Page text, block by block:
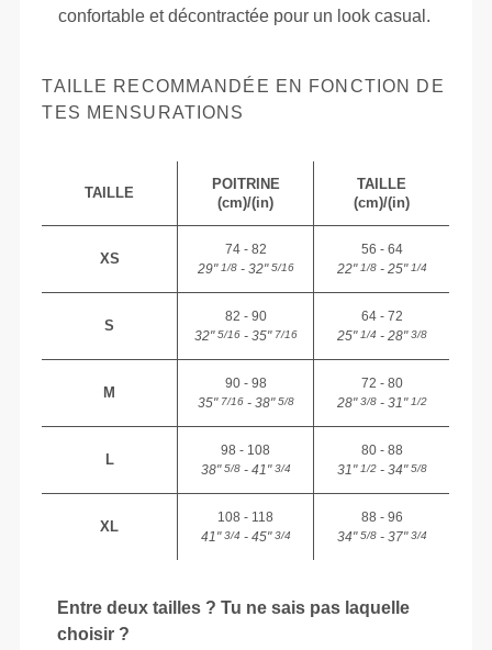
confortable et décontractée pour un look casual.
TAILLE RECOMMANDÉE EN FONCTION DE
TES MENSURATIONS
TAILLE
POITRINE
(cm)/(in)
TAILLE
(cm)/(in)
XS
74 - 82
29"1/8- 32"5/16
56 - 64
22"1/8- 25"1/4
S
82 - 90
32"5/16- 35"7/16
64 - 72
25"1/4 - 28"3/8
M
90 - 98
35"7/16- 38"5/8
72 - 80
28"3/8- 31"1/2
L
98 - 108
38"5/8- 41"3/4
80 - 88
31"1/2- 34"5/8
XL
108 - 118
41"3/4 - 45"3/4
88 - 96
34"5/8- 37"3/4
Entre deux tailles ? Tu ne sais pas laquelle
choisir ?